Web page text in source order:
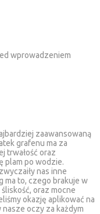
wprowadzeniem
zaawansowaną
grafenu ma za
trwałość oraz
plam po wodzie.
nas inne
ma to, czego brakuje w
oraz mocne
okazję aplikować na
oczy za każdym